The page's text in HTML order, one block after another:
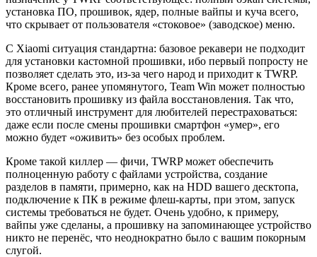
установка ПО, прошивок, ядер, полные вайпы и куча всего,
что скрывает от пользователя «стоковое» (заводское) меню.
С Xiaomi ситуация стандартна: базовое рекавери не подходит
для установки кастомной прошивки, ибо первый попросту не
позволяет сделать это, из-за чего народ и приходит к TWRP.
Кроме всего, ранее упомянутого, Team Win может полностью
восстановить прошивку из файла восстановления. Так что,
это отличный инструмент для любителей перестраховаться:
даже если после смены прошивки смартфон «умер», его
можно будет «оживить» без особых проблем.
Кроме такой киллер — фичи, TWRP может обеспечить
полноценную работу с файлами устройства, создание
разделов в памяти, примерно, как на HDD вашего десктопа,
подключение к ПК в режиме флеш-карты, при этом, запуск
системы требоваться не будет. Очень удобно, к примеру,
вайпы уже сделаны, а прошивку на запоминающее устройство
никто не перенёс, что неоднократно было с вашим покорным
слугой.